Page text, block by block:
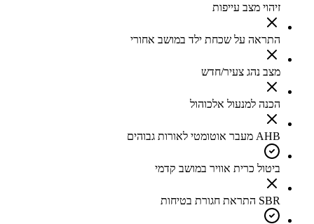
זיהוי מצב עייפות
התראה על שכחת ילד במושב אחורי
מצב נהג צעיר/חדש
הכנה למנעול אלכוהול
AHB מעבר אוטומטי לאורות גבוהים
ביטול כרית אוויר במושב קדמי
SBR התראת חגורת בטיחות